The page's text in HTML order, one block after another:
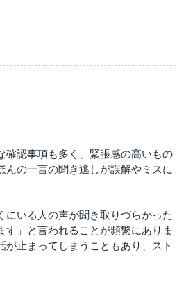
クリアで見やすい」といった声
感じました。
に
確認事項も多く、緊張感の高いもの
の一言の聞き逃しが誤解やミスに
いる人の声が聞き取りづらかった
」と言われることが頻繁にありま
止まってしまうこともあり、スト